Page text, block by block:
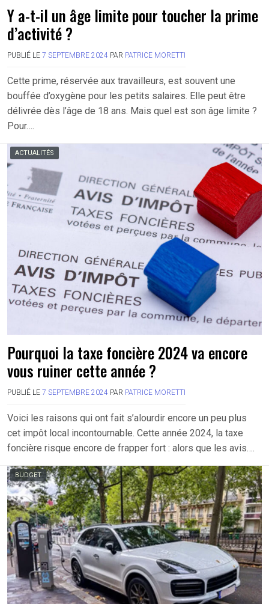
Y a-t-il un âge limite pour toucher la prime
d’activité ?
PUBLIÉ LE 7 SEPTEMBRE 2024 PAR PATRICE MORETTI
Cette prime, réservée aux travailleurs, est souvent une
bouffée d’oxygène pour les petits salaires. Elle peut être
délivrée dès l’âge de 18 ans. Mais quel est son âge limite ?
Pour….
ACTUALITÉS
Pourquoi la taxe foncière 2024 va encore
vous ruiner cette année ?
PUBLIÉ LE 7 SEPTEMBRE 2024 PAR PATRICE MORETTI
Voici les raisons qui ont fait s’alourdir encore un peu plus
cet impôt local incontournable. Cette année 2024, la taxe
foncière risque encore de frapper fort : alors que les avis….
BUDGET